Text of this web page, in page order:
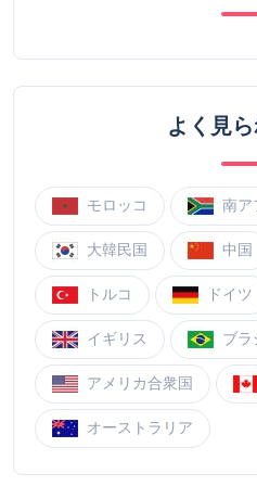
よく見
モロッコ 南ア
大韓民国 中国
トルコ ドイツ
イギリス ブラ
アメリカ合衆国
オーストラリア